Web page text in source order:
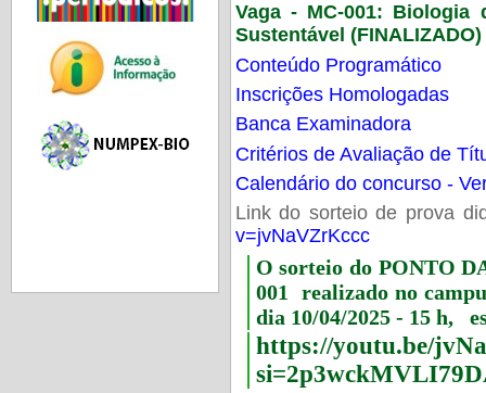
Vaga - MC-001: Biologia
Sustentável (FINALIZADO)
Conteúdo Programático
Inscrições Homologadas
Banca Examinadora
Critérios de Avaliação de
Calendário do concurso -
Link do sorteio de prova
v=jvNaVZrKccc
O sorteio do PONTO
001 realizado no
dia 10/04/2025 - 15 h,
https://youtu.be/